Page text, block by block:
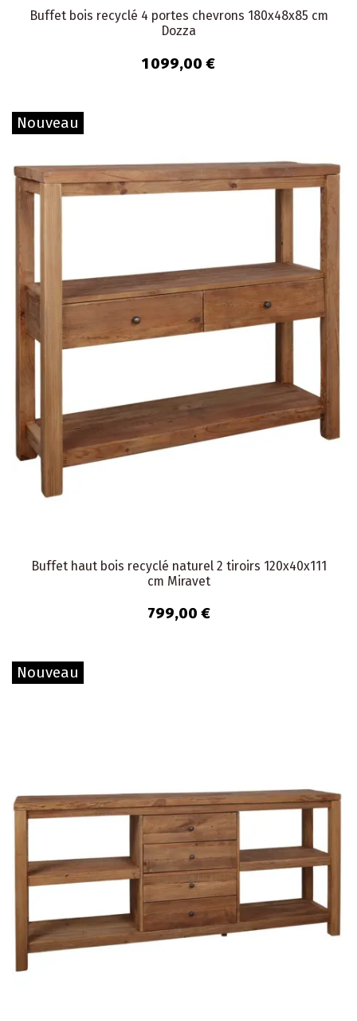
Buffet bois recyclé 4 portes chevrons 180x48x85 cm
Dozza
1 099,00 €
Nouveau
Buffet haut bois recyclé naturel 2 tiroirs 120x40x111
cm Miravet
799,00 €
Nouveau